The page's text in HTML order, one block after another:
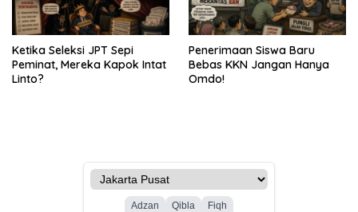
Ketika Seleksi JPT Sepi
Peminat, Mereka Kapok Intat
Linto?
Penerimaan Siswa Baru
Bebas KKN Jangan Hanya
Omdo!